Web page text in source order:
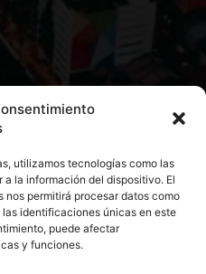
utilizamos tecnologías como las
la información del dispositivo. El
permitirá procesar datos como
identificaciones únicas en este
puede afectar
y funciones.